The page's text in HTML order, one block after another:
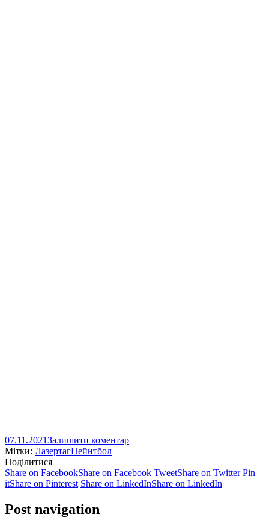
07.11.2021Залишити коментар
Мітки: ЛазертагПейнтбол
Поділитися
Share on FacebookShare on Facebook TweetShare on Twitter Pin
itShare on Pinterest Share on LinkedInShare on LinkedIn
Post navigation